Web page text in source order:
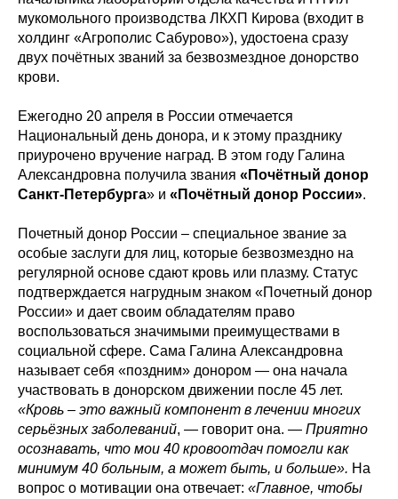
мукомольного производства ЛКХП Кирова (входит в
холдинг «Агрополис Сабурово»), удостоена сразу
двух почётных званий за безвозмездное донорство
крови.
Ежегодно 20 апреля в России отмечается
Национальный день донора, и к этому празднику
приурочено вручение наград. В этом году Галина
Александровна получила звания «Почётный донор
Санкт-Петербурга» и «Почётный донор России».
Почетный донор России – специальное звание за
особые заслуги для лиц, которые безвозмездно на
регулярной основе сдают кровь или плазму. Статус
подтверждается нагрудным знаком «Почетный донор
России» и дает своим обладателям право
воспользоваться значимыми преимуществами в
социальной сфере. Сама Галина Александровна
называет себя «поздним» донором — она начала
участвовать в донорском движении после 45 лет.
«Кровь – это важный компонент в лечении многих
серьёзных заболеваний, — говорит она. — Приятно
осознавать, что мои 40 кровоотдач помогли как
минимум 40 больным, а может быть, и больше». На
вопрос о мотивации она отвечает: «Главное, чтобы